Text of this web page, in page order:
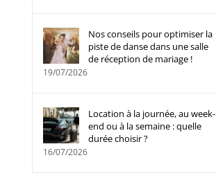
Nos conseils pour optimiser la
piste de danse dans une salle
de réception de mariage !
19/07/2026
Location à la journée, au week-
end ou à la semaine : quelle
durée choisir ?
16/07/2026